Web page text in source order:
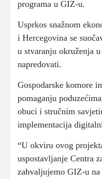
programa u GIZ-u.
Usprkos snažnom
i Hercegovina se
u stvaranju okruženja
napredovati.
Gospodarske komore
pomaganju
obuci i stručnim
implementacija
“U okviru ovog
uspostavljanje Centra
zahvaljujemo GIZ-u